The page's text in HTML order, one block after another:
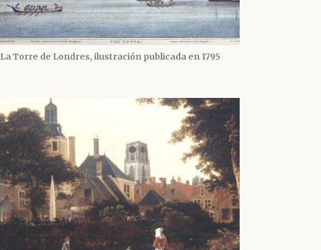
La Torre de Londres, ilustración publicada en 1795